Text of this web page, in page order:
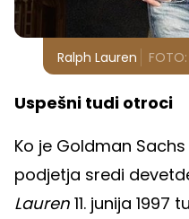
Ralph Lauren
Uspešni tudi otroci
Ko je Goldman
podjetja sredi
Lauren 11. junija